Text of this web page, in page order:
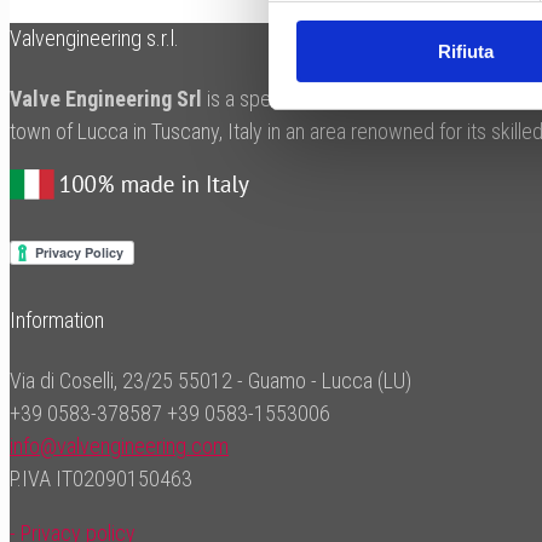
Rifiuta
Valvengineering s.r.l.
Valve Engineering Srl is a specialist manufacturer of valves
town of Lucca in Tuscany, Italy in an area renowned for its
Information
Via di Coselli, 23/25 55012 - Guamo - Lucca (LU)
+39 0583-378587 +39 0583-1553006
info@valvengineering.com
P.IVA IT02090150463
- Privacy policy